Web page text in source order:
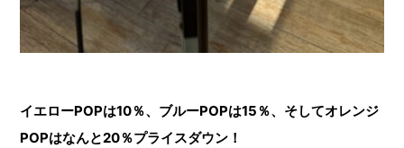
イエローPOPは10％、ブルーPOPは15％、そしてオレンジ
POPはなんと20％プライスダウン！